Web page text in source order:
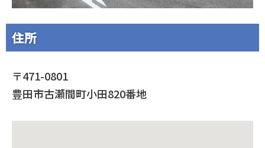
住所
〒471-0801
豊田市古瀬間町小田820番地